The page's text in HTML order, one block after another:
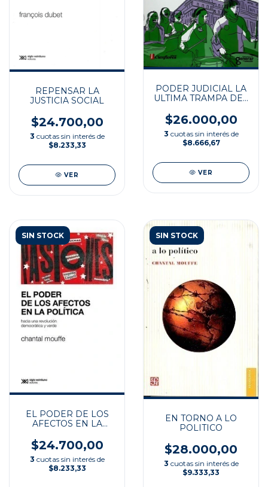
REPENSAR LA
JUSTICIA SOCIAL
$24.700,00
3 cuotas sin interés de
$8.233,33
VER
PODER JUDICIAL LA
ULTIMA TRAMPA DEL
$26.000,00
3 cuotas sin interés de
$8.666,67
VER
SIN STOCK
EL PODER DE LOS
AFECTOS EN LA
$24.700,00
3 cuotas sin interés de
$8.233,33
SIN STOCK
EN TORNO A LO
POLITICO
$28.000,00
3 cuotas sin interés de
$9.333,33